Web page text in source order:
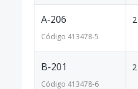
A-206
Código 413478-5
2
B-201
Código 413478-6
2